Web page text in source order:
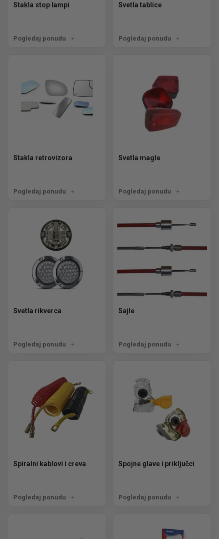
Stakla stop lampi
Pogledaj ponudu
Svetla tablice
Pogledaj ponudu
Stakla retrovizora
Pogledaj ponudu
Svetla magle
Pogledaj ponudu
Svetla rikverca
Pogledaj ponudu
Sajle
Pogledaj ponudu
Spiralni kablovi i creva
Pogledaj ponudu
Spojne glave i priključci
Pogledaj ponudu